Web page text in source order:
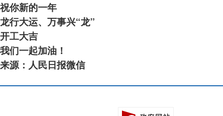
祝你新的一年
龙行大运、万事兴“龙”
开工大吉
我们一起加油！
来源：人民日报微信